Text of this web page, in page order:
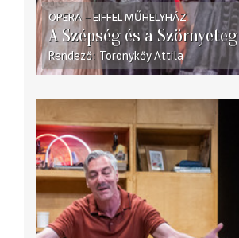
OPERA – EIFFEL MŰHELYHÁZ
A Szépség és a Szörnyeteg
Rendező Toronykőy Attila